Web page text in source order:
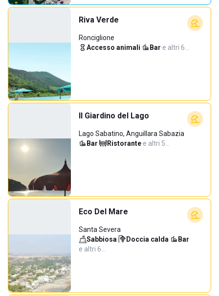
Riva Verde
Ronciglione
Accesso animali· Bar·e altri 6…
Il Giardino del Lago
Lago Sabatino, Anguillara Sabazia
Bar· Ristorante·e altri 5…
Eco Del Mare
Santa Severa
Sabbiosa· Doccia calda· Bar·
e altri 6…